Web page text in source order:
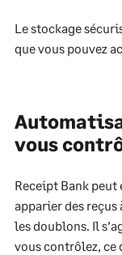
Le stockage
que vous pouvez
vous
Receipt Bank
apparier des
les doublons. Il
vous contrôlez, ce